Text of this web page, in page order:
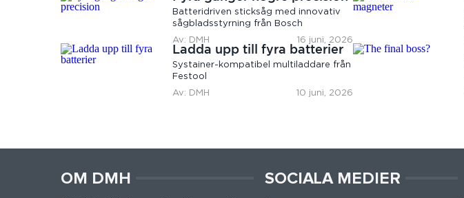
Batteridriven sticksåg med innovativ
sågbladsstyrning från Bosch
Av: DMH
16 juni, 2026
Ladda upp till fyra batterier
Systainer-kompatibel multiladdare från
Festool
Av: DMH
10 juni, 2026
OM DMH SOCIALA MEDIER